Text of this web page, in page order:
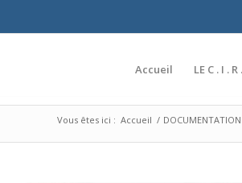
Accueil LE C . I . R
Vous êtes ici : Accueil / DOCUMENTATION